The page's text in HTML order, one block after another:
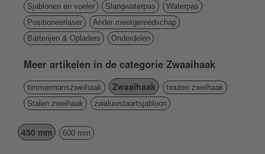
Sjablonen en voeler
Slangwaterpas
Waterpas
Positioneerlaser
Ander meetgereedschap
Batterijen & Opladers
Onderdelen
Meer artikelen in de categorie Zwaaihaak
timmermanszweihaak Zwaaihaak
houten zweihaak
Stalen zweihaak
zwaluwstaartsjabloon
450 mm 600 mm